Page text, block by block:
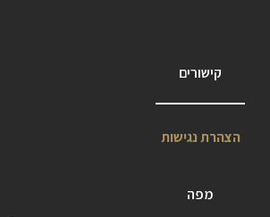
קישורים
הצהרת נגישות
מפה